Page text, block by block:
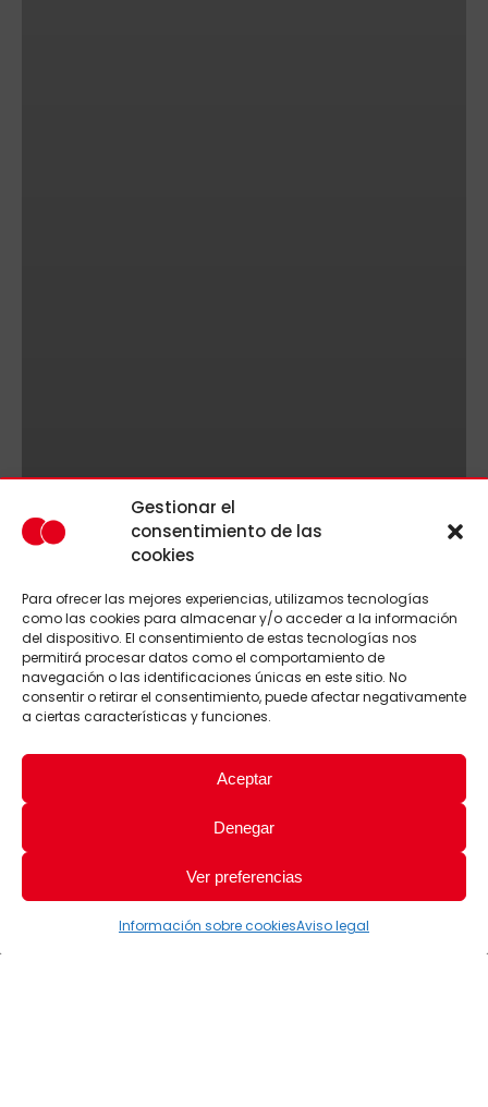
Gestionar el
consentimiento de las
cookies
Para ofrecer las mejores experiencias, utilizamos tecnologías
como las cookies para almacenar y/o acceder a la información
del dispositivo. El consentimiento de estas tecnologías nos
permitirá procesar datos como el comportamiento de
navegación o las identificaciones únicas en este sitio. No
consentir o retirar el consentimiento, puede afectar negativamente
a ciertas características y funciones.
Aceptar
Denegar
Ver preferencias
Información sobre cookiesAviso legal